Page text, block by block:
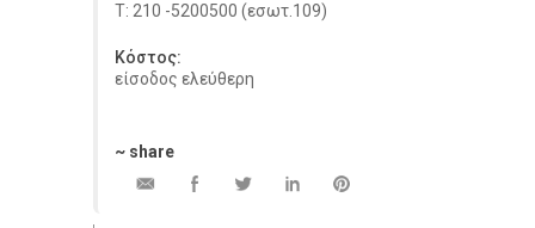
Τ: 210 -5200500 (εσωτ.109)
Κόστος:
είσοδος ελεύθερη
~ share